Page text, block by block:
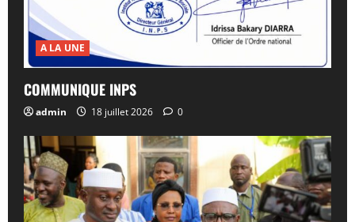
A LA UNE
COMMUNIQUE INPS
admin 18 juillet 2026 0